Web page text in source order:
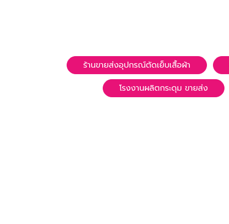
ร้านขายส่งอุปกรณ์ตัดเย็บเสื้อผ้า
โรงงานผลิตกระดุม ขายส่ง